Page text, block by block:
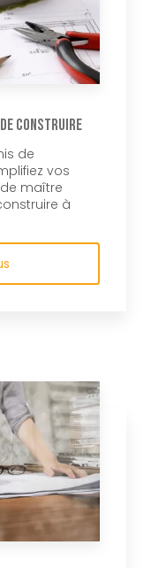
construire
de
vos
maître
à